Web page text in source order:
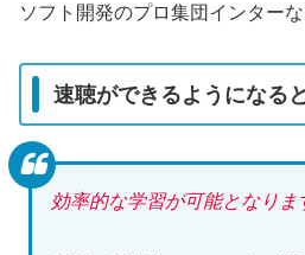
ソフト開発のプロ集団インター
速聴ができるようになる
効率的な学習が可能となりま